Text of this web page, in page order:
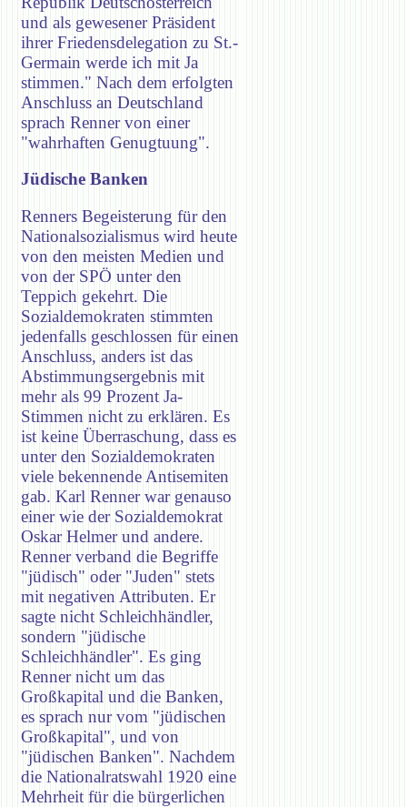
und als gewesener Präsident
ihrer Friedensdelegation zu St.-
Germain werde ich mit Ja
stimmen." Nach dem erfolgten
Anschluss an Deutschland
sprach Renner von einer
"wahrhaften Genugtuung".
Jüdische Banken
Renners Begeisterung für den
Nationalsozialismus wird heute
von den meisten Medien und
von der SPÖ unter den
Teppich gekehrt. Die
Sozialdemokraten stimmten
jedenfalls geschlossen für einen
Anschluss, anders ist das
Abstimmungsergebnis mit
mehr als 99 Prozent Ja-
Stimmen nicht zu erklären. Es
ist keine Überraschung, dass es
unter den Sozialdemokraten
viele bekennende Antisemiten
gab. Karl Renner war genauso
einer wie der Sozialdemokrat
Oskar Helmer und andere.
Renner verband die Begriffe
"jüdisch" oder "Juden" stets
mit negativen Attributen. Er
sagte nicht Schleichhändler,
sondern "jüdische
Schleichhändler". Es ging
Renner nicht um das
Großkapital und die Banken,
es sprach nur vom "jüdischen
Großkapital", und von
"jüdischen Banken". Nachdem
die Nationalratswahl 1920 eine
Mehrheit für die bürgerlichen